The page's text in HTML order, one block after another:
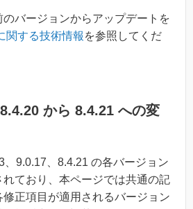
のバージョンからアップデートを
関する技術情報 を参照してくだ
から 8.4.21 への変
、9.0.17、8.4.21 の各バージョン
ており、本ページでは共通の記
正項目が適用されるバージョン